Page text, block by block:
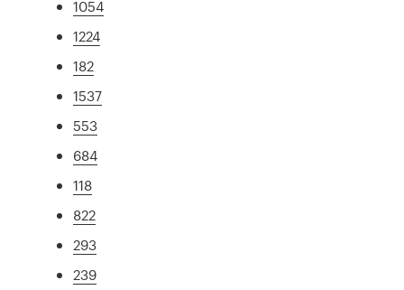
1054
1224
182
1537
553
684
118
822
293
239